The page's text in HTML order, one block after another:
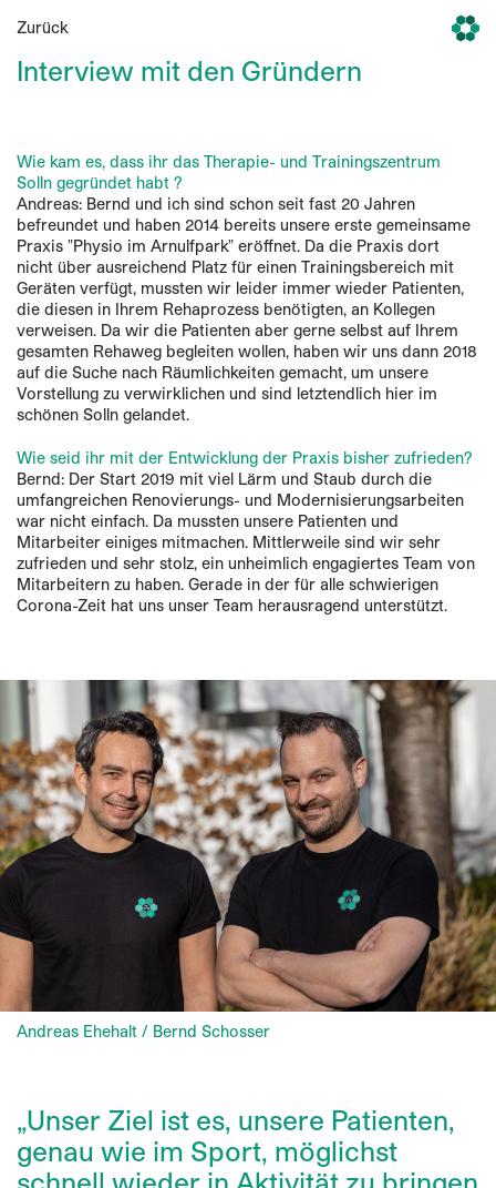
Zurück
Interview mit den Gründern
Wie kam es, dass ihr das Therapie- und Trainingszentrum
Solln gegründet habt ?
Andreas: Bernd und ich sind schon seit fast 20 Jahren
befreundet und haben 2014 bereits unsere erste gemeinsame
Praxis "Physio im Arnulfpark" eröffnet. Da die Praxis dort
nicht über ausreichend Platz für einen Trainingsbereich mit
Geräten verfügt, mussten wir leider immer wieder Patienten,
die diesen in Ihrem Rehaprozess benötigten, an Kollegen
verweisen. Da wir die Patienten aber gerne selbst auf Ihrem
gesamten Rehaweg begleiten wollen, haben wir uns dann 2018
auf die Suche nach Räumlichkeiten gemacht, um unsere
Vorstellung zu verwirklichen und sind letztendlich hier im
schönen Solln gelandet.
Wie seid ihr mit der Entwicklung der Praxis bisher zufrieden?
Bernd: Der Start 2019 mit viel Lärm und Staub durch die
umfangreichen Renovierungs- und Modernisierungsarbeiten
war nicht einfach. Da mussten unsere Patienten und
Mitarbeiter einiges mitmachen. Mittlerweile sind wir sehr
zufrieden und sehr stolz, ein unheimlich engagiertes Team von
Mitarbeitern zu haben. Gerade in der für alle schwierigen
Corona-Zeit hat uns unser Team herausragend unterstützt.
Andreas Ehehalt / Bernd Schosser
„Unser Ziel ist es, unsere Patienten,
genau wie im Sport, möglichst